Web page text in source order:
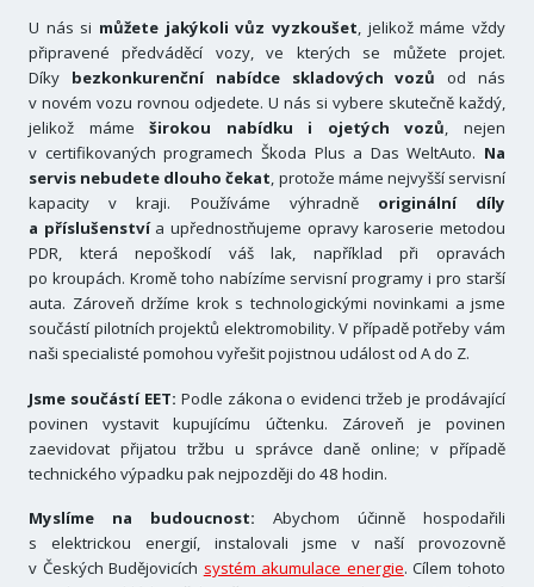
U nás si můžete jakýkoli vůz vyzkoušet, jelikož máme vždy
připravené předváděcí vozy, ve kterých se můžete projet.
Díky bezkonkurenční nabídce skladových vozů od nás
v novém vozu rovnou odjedete. U nás si vybere skutečně každý,
jelikož mámeširokou nabídku i ojetých vozů, nejen
v certifikovaných programech Škoda Plus a Das WeltAuto. Na
servis nebudete dlouho čekat, protože máme nejvyšší servisní
kapacity v kraji. Používáme výhradně originální díly
a příslušenstvía upřednostňujeme opravy karoserie metodou
PDR, která nepoškodí váš lak, například při opravách
po kroupách. Kromě toho nabízíme servisní programy i pro starší
auta. Zároveň držíme krok s technologickými novinkami a jsme
součástí pilotních projektů elektromobility. V případě potřeby vám
naši specialisté pomohou vyřešit pojistnou událost od A do Z.
Jsme součástí EET: Podle zákona o evidenci tržeb je prodávající
povinen vystavit kupujícímu účtenku. Zároveň je povinen
zaevidovat přijatou tržbu u správce daně online; v případě
technického výpadku pak nejpozději do 48 hodin.
Myslíme na budoucnost: Abychom účinně hospodařili
s elektrickou energií, instalovali jsme v naší provozovně
v Českých Budějovicích systém akumulace energie. Cílem tohoto